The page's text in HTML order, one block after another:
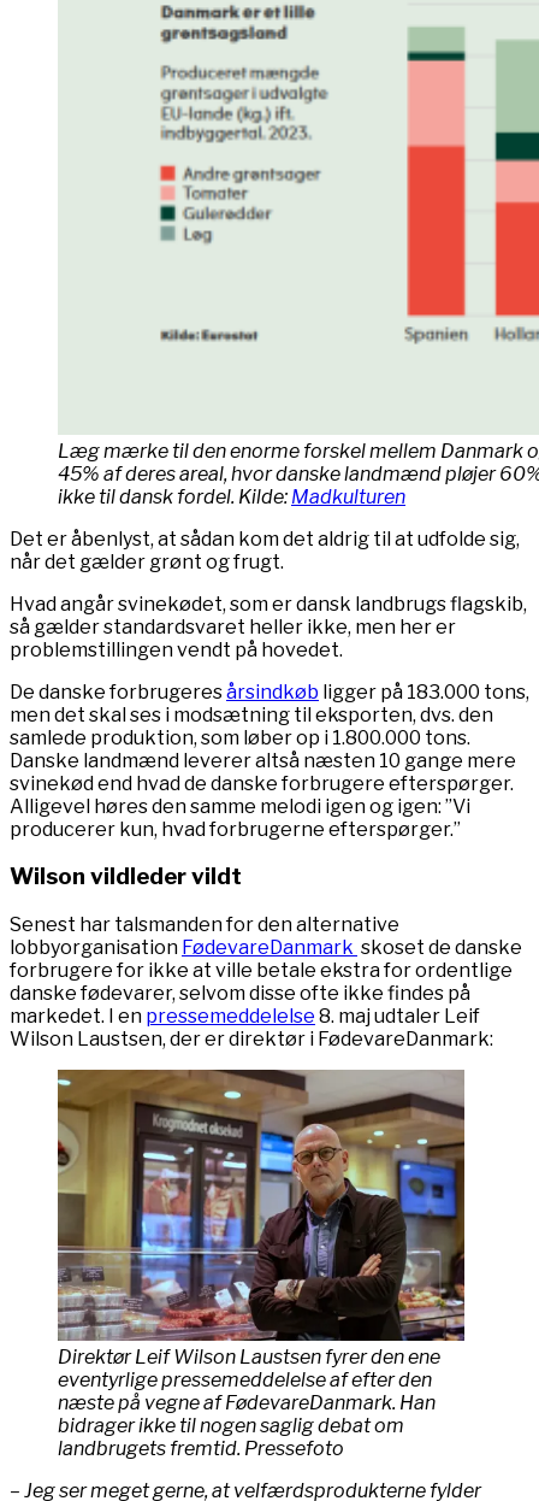
Læg mærke til den enorme forskel mellem Danmark
45% af deres areal, hvor danske landmænd pløjer
ikke til dansk fordel. Kilde: Madkulturen
Det er åbenlyst, at sådan kom det aldrig til at udfolde sig,
når det gælder grønt og frugt.
Hvad angår svinekødet, som er dansk landbrugs flagskib,
så gælder standardsvaret heller ikke, men her er
problemstillingen vendt på hovedet.
De danske forbrugeresårsindkøb ligger på 183.000 tons,
men det skal ses i modsætning til eksporten, dvs. den
samlede produktion, som løber op i 1.800.000 tons.
Danske landmænd leverer altså næsten 10 gange mere
svinekød end hvad de danske forbrugere efterspørger.
Alligevel høres den samme melodi igen og igen: ”Vi
producerer kun, hvad forbrugerne efterspørger.”
Wilson vildleder vildt
Senest har talsmanden for den alternative
lobbyorganisation FødevareDanmark skoset de danske
forbrugere for ikke at ville betale ekstra for ordentlige
danske fødevarer, selvom disse ofte ikke findes på
markedet. I en pressemeddelelse 8. maj udtaler Leif
Wilson Laustsen, der er direktør i FødevareDanmark:
Direktør Leif Wilson Laustsen fyrer den ene
eventyrlige pressemeddelelse af efter den
næste på vegne af FødevareDanmark. Han
bidrager ikke til nogen saglig debat om
landbrugets fremtid. Pressefoto
– Jeg ser meget gerne, at velfærdsprodukterne fylder